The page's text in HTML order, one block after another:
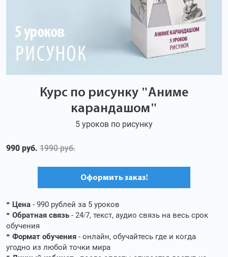
Курс по рисунку "Аниме
карандашом"
5 уроков по рисунку
990 руб. 1990 руб.
Оформить заказ!
* Цена - 990 рублей за 5 уроков
* Обратная связь - 24/7, текст, аудио связь на весь срок
обучения
* Формат обучения - онлайн, обучайтесь где и когда
угодно из любой точки мира